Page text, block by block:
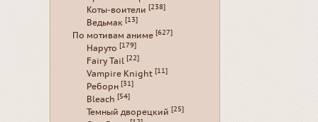
Коты-воители [238]
Ведьмак [13]
По мотивам аниме [627]
Наруто [179]
Fairy Tail [22]
Vampire Knight [11]
Реборн [31]
Bleach [54]
Темный дворецкий [25]